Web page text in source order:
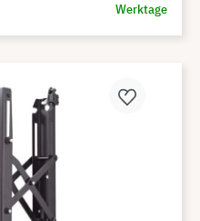
Werktage